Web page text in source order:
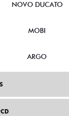
NOVO DUCATO
MOBI
ARGO